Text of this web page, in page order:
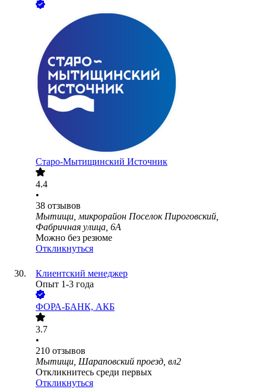
Старо-Мытищинский Источник
4.4
•
38 отзывов
Мытищи, микрорайон Поселок Пироговский,
Фабричная улица, 6А
Можно без резюме
Откликнуться
Клиентский менеджер
Опыт 1-3 года
ФОРА-БАНК, АКБ
3.7
•
210 отзывов
Мытищи, Шараповский проезд, вл2
Откликнитесь среди первых
Откликнуться